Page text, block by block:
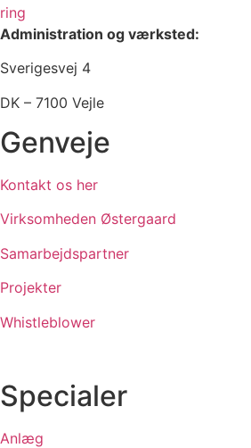
ring
Administration og værksted:
Sverigesvej 4
DK – 7100 Vejle
Genveje
Kontakt os her
Virksomheden Østergaard
Samarbejdspartner
Projekter
Whistleblower
Specialer
Anlæg